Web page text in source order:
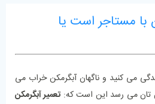
با مستاجر است یا
می‌ کنید و ناگهان آبگرمکن خراب می‌
‌تان می ‌رسد این است که: تعمیر آبگرمکن